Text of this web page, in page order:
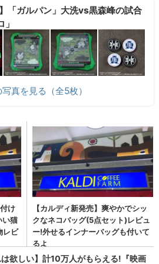
「ガルパン」大洗vs黒森峰の試合
真を見る（全5枚）